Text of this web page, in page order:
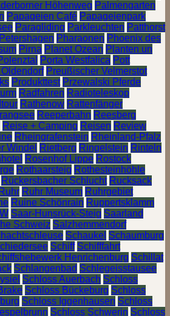
Höhenweg Palmengarten
Papageien Café Papageienpark
Paragliding Parkleuchten Patthorst
Petershagen Pharaonen Phoenix des
Pirna Planet Ozean Planten un
Porta Westfalica Pott
Preußischer Velmerstot
Produkttest Przewalski Pferde
Radfahren Radioteleskop
Rathenow Rattenfänger
Reeperbahn Reesberg
Reise + Camping Reisen Review
Rheingrafenstein Rheinland-Pfalz
Windel Rietberg Ringelstein Rinteln
Rosenhof Lippe Rostock
Rothaarsteig Rothesteinhöhle
Rückersbacher Schlucht Rucksack
Ruhr Ruhr Museum Ruhrgebiet
Ruine Schönrain Ruppertsklamm
Saar-Hunsrück-Steig Saarland
Schweiz Salzhemmendorf
Schaukel Schaumburg
Schiff Schifffahrt
Henrichenburg Schillat
Schlangenbad Schlegeisstausee
Schloss Auerbach Schloss
Schloss Bückeburg Schloss
Schloss Iggenhausen Schloss
Schloss Schwerin Schloss